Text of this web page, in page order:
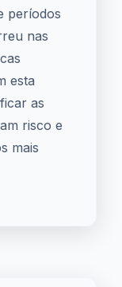
períodos
nas
esta
as
risco e
mais